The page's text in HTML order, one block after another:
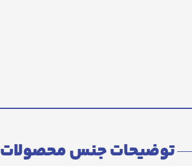
توضیحات جنس محصولات